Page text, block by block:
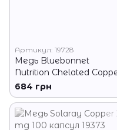
Артикул: 19728
Медь Bluebonnet
Nutrition Chelated
90 капсул
684 грн